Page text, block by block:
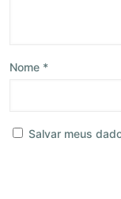
Nome *
Salvar meus